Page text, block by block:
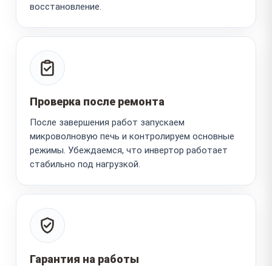
восстановление.
Проверка после ремонта
После завершения работ запускаем
микроволновую печь и контролируем основные
режимы. Убеждаемся, что инвертор работает
стабильно под нагрузкой.
Гарантия на работы